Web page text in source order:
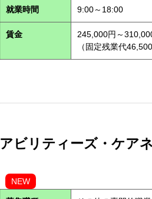
就業時間 9:00～18:00
賃金
245,000円～
（固定残業代
アビリティーズ・ケア
NEW